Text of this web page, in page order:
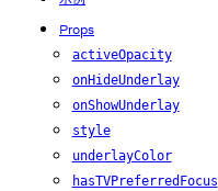
Props
activeOpacity
onHideUnderlay
onShowUnderlay
style
underlayColor
hasTVPreferredFocus